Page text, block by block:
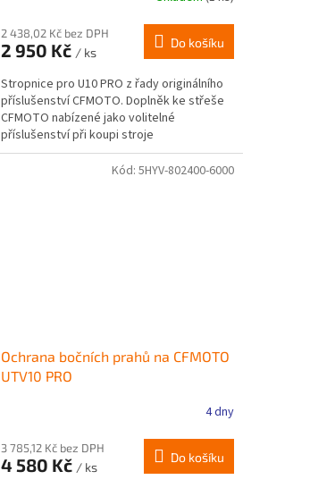
2 438,02 Kč bez DPH
2 950 Kč / ks
Do košíku
Stropnice pro U10 PRO z řady originálního
příslušenství CFMOTO. Doplněk ke střeše
CFMOTO nabízené jako volitelné
příslušenství při koupi stroje
Ochrana bočních prahů na CFMOTO
UTV10 PRO
4 dny
3 785,12 Kč bez DPH
4 580 Kč / ks
Do košíku
Kód: 5HYV-802400-6000